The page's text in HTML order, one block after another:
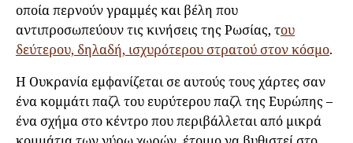
οποία περνούν γραμμές και βέλη που
αντιπροσωπεύουν τις κινήσεις της Ρωσίας, του
δεύτερου, δηλαδή, ισχυρότερου στρατού στον κόσμο.
Η Ουκρανία εμφανίζεται σε αυτούς τους χάρτες σαν
ένα κομμάτι παζλ του ευρύτερου παζλ της Ευρώπης –
ένα σχήμα στο κέντρο που περιβάλλεται από μικρά